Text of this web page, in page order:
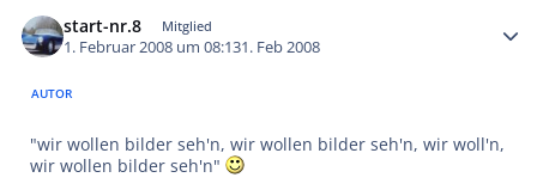
start-nr.8 Mitglied
1. Februar 2008 um 08:131. Feb 2008
AUTOR
"wir wollen bilder seh'n, wir wollen bilder seh'n, wir woll'n,
wir wollen bilder seh'n"